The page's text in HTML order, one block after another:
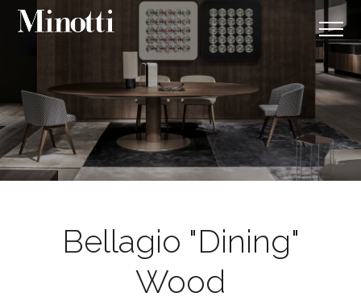
Bellagio "Dining"
Wood